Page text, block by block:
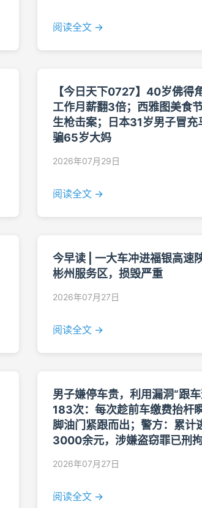
阅读全文 →
【今日天下0727】40岁佛得
工作月薪翻3倍；西雅图美食
生枪击案；日本31岁男子冒充
骗65岁大妈
2026年07月29日
阅读全文 →
今早读 | 一大车冲进福银高速
彬州服务区，损毁严重
2026年07月27日
阅读全文 →
男子嫌停车贵，利用漏洞“跟
183次：每次趁前车缴费抬杆
脚油门紧跟而出；警方：累计
3000余元，涉嫌盗窃罪已刑
2026年07月27日
阅读全文 →